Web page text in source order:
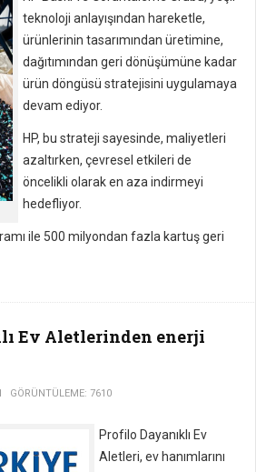
teknoloji anlayışından hareketle,
ürünlerinin tasarımından üretimine,
dağıtımından geri dönüşümüne kadar
ürün döngüsü stratejisini uygulamaya
devam ediyor.
HP, bu strateji sayesinde, maliyetleri
azaltırken, çevresel etkileri de
öncelikli olarak en aza indirmeyi
hedefliyor.
ile 500 milyondan fazla kartuş geri
Ev Aletlerinden enerji
GÖRÜNTÜLEME: 7610
Profilo Dayanıklı Ev
Aletleri, ev hanımlarını